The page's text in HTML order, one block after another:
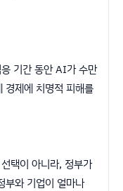
기간 동안 AI가 수만
경제에 치명적 피해를
택이 아니라, 정부가
부와 기업이 얼마나